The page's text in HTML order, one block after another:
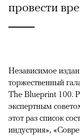
провести
Независимое
торжественный
The Blueprint 100.
экспертным
этот раз список
индустрия»,